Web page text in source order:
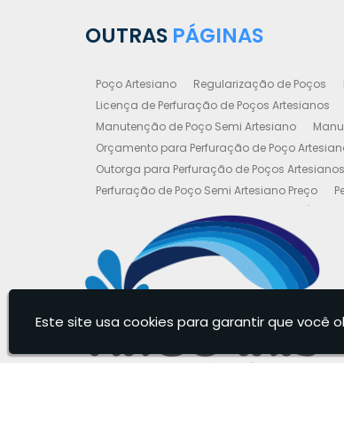
OUTRAS PÁGINAS
Poço Artesiano Regularização de Poços
Licença de Perfuração de Poços Artesianos
Manutenção de Poço Semi Artesiano
Orçamento para Perfuração de Poço
Outorga para Perfuração de Poços Artesianos
Perfuração de Poço Semi Artesiano Preço
Perfuração e Construção de Poços de Água
Poço Artesiano Valor Metro
Poço Semi
Outorgas e Licenças de Poços Artesianos
Empresa de Poço Artesiano
Legalização de
Regularização de Poços Artesianos
Poço Artesiano Legalizado
Poço Artesiano
Este site usa cookies para garantir que você